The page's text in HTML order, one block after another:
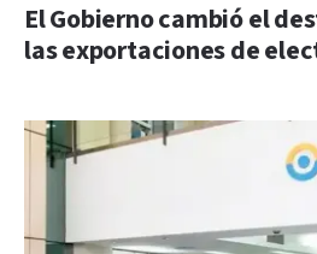
El Gobierno cambió el
las exportaciones de